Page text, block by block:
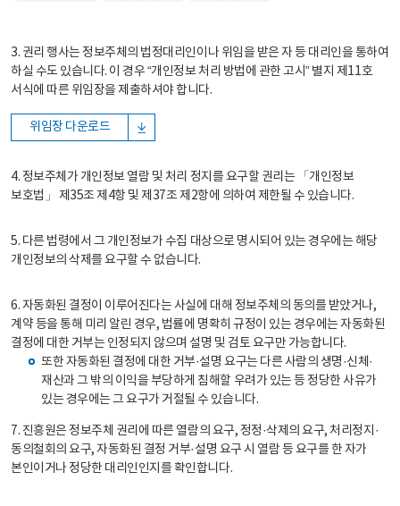
3. 권리 행사는 정보주체의 법정대리인이나 위임을 받은 자 등 대리인을 통하여
하실 수도 있습니다. 이 경우 “개인정보 처리 방법에 관한 고시” 별지 제11호
서식에 따른 위임장을 제출하셔야 합니다.
위임장 다운로드
4. 정보주체가 개인정보 열람 및 처리 정지를 요구할 권리는 「개인정보
보호법」 제35조 제4항 및 제37조 제2항에 의하여 제한될 수 있습니다.
5. 다른 법령에서 그 개인정보가 수집 대상으로 명시되어 있는 경우에는 해당
개인정보의 삭제를 요구할 수 없습니다.
6. 자동화된 결정이 이루어진다는 사실에 대해 정보주체의 동의를 받았거나,
계약 등을 통해 미리 알린 경우, 법률에 명확히 규정이 있는 경우에는 자동화된
결정에 대한 거부는 인정되지 않으며 설명 및 검토 요구만 가능합니다.
또한 자동화된 결정에 대한 거부·설명 요구는 다른 사람의 생명·신체·
재산과 그 밖의 이익을 부당하게 침해할 우려가 있는 등 정당한 사유가
있는 경우에는 그 요구가 거절될 수 있습니다.
7. 진흥원은 정보주체 권리에 따른 열람의 요구, 정정·삭제의 요구, 처리정지·
동의철회의 요구, 자동화된 결정 거부·설명 요구 시 열람 등 요구를 한 자가
본인이거나 정당한 대리인인지를 확인합니다.